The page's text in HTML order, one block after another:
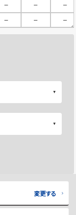
－ － －
－ － －
変更する